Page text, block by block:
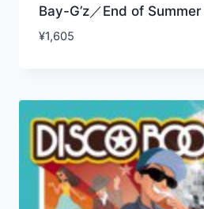
Bay-G’z／End of
¥1,605